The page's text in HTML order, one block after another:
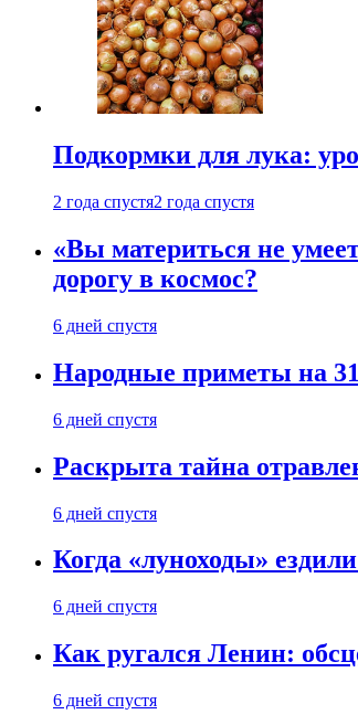
Подкормки для лука:
2 года спустя2 года спустя
«Вы материться не
дорогу в космос?
6 дней спустя
Народные приметы на 31
6 дней спустя
Раскрыта тайна
6 дней спустя
Когда «луноходы»
6 дней спустя
Как ругался Ленин:
6 дней спустя